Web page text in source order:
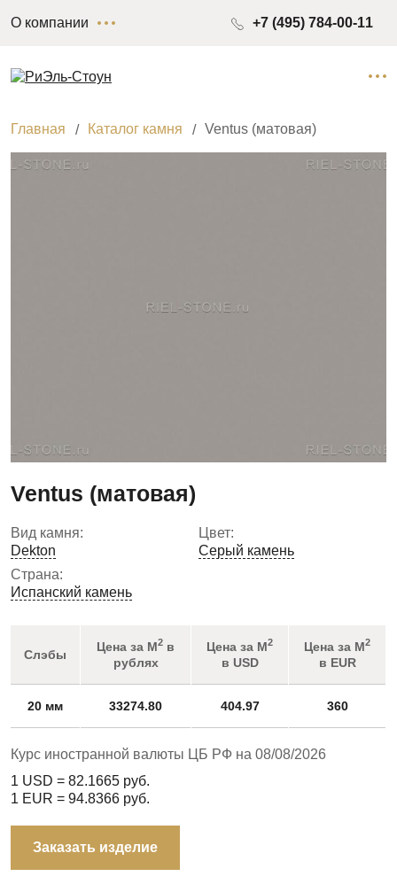
О компании +7 (495) 784-00-11
Главная Каталог камня Ventus (матовая)
Ventus (матовая)
Вид камня:
Dekton
Цвет:
Серый камень
Страна:
Испанский камень
Слэбы
Цена за М2 в
рублях
Цена за М2
в USD
Цена за М2
в EUR
20 мм 33274.80 404.97 360
Курс иностранной валюты ЦБ РФ на 08/08/2026
1 USD = 82.1665 руб.
1 EUR = 94.8366 руб.
Заказать изделие